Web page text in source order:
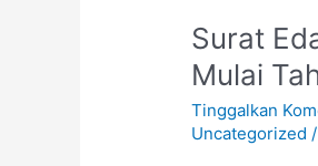
Surat
Mulai
Tinggalkan
Uncategorized /
Surat
Perihal
Proses
Akreditasi